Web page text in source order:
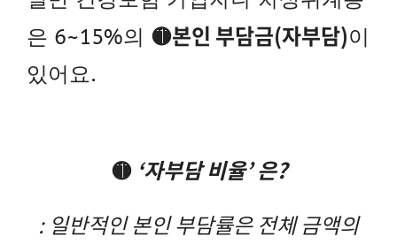
은 6~15%의 🟡본인 부담금(자부담)이
있어요.
🟡 ‘자부담 비율’ 은?
: 일반적인 본인 부담률은전체 금액의